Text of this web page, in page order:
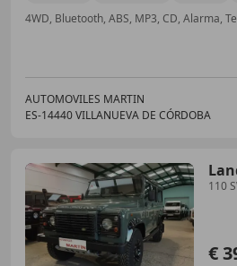
4WD, Bluetooth, ABS, MP3, CD, Alarma,
AUTOMOVILES MARTIN
ES-14440 VILLANUEVA DE CÓRDOBA
110
€